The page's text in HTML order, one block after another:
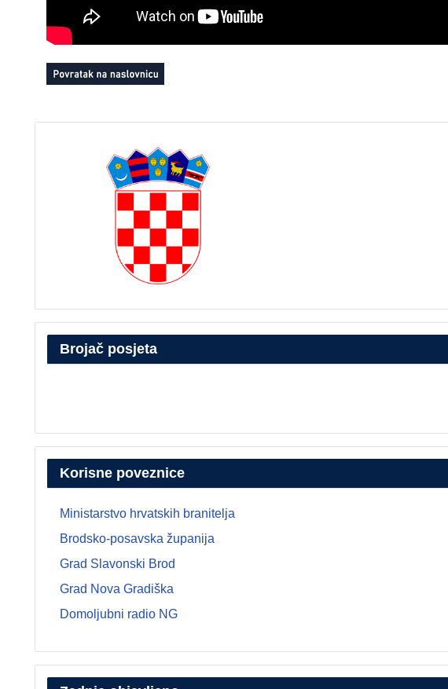
Brojač posjeta
Korisne poveznice
Ministarstvo hrvatskih branitelja
Brodsko-posavska županija
Grad Slavonski Brod
Grad Nova Gradiška
Domoljubni radio NG